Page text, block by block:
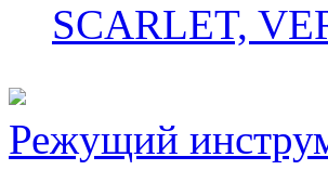
SCARLET,
Режущий